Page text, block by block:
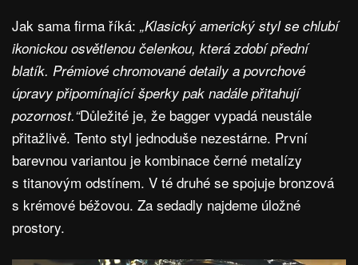
Jak sama firma říká: „Klasický americký styl se chlubí
ikonickou osvětlenou čelenkou, která zdobí přední
blatík. Prémiové chromované detaily a povrchové
úpravy připomínající šperky pak nadále přitahují
pozornost.“Důležité je, že bagger vypadá neustále
přitažlivě. Tento styl jednoduše nezestárne. První
barevnou variantou je kombinace černé metalízy
s titanovým odstínem. V té druhé se spojuje bronzová
s krémové béžovou. Za sedadly najdeme úložné
prostory.